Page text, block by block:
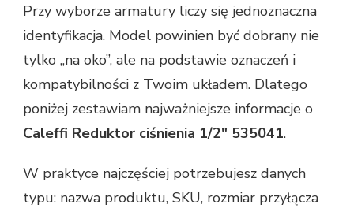
Przy wyborze armatury liczy się jednoznaczna
identyfikacja. Model powinien być dobrany nie
tylko „na oko”, ale na podstawie oznaczeń i
kompatybilności z Twoim układem. Dlatego
poniżej zestawiam najważniejsze informacje o
Caleffi Reduktor ciśnienia 1/2" 535041.
W praktyce najczęściej potrzebujesz danych
typu: nazwa produktu, SKU, rozmiar przyłącza